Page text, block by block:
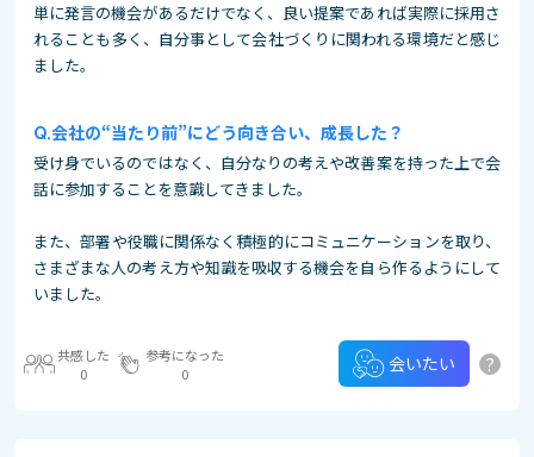
単に発言の機会があるだけでなく、良い提案であれば実際に採用さ
れることも多く、自分事として会社づくりに関われる環境だと感じ
ました。
会社の“当たり前”にどう向き合い、成長した？
受け身でいるのではなく、自分なりの考えや改善案を持った上で会
話に参加することを意識してきました。
また、部署や役職に関係なく積極的にコミュニケーションを取り、
さまざまな人の考え方や知識を吸収する機会を自ら作るようにして
いました。
共感した
0
参考になった
0
会いたい ?